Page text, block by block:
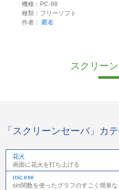
機種：PC-98
種類：フリーソフト
作者：
匿名
スクリー
「スクリーンセーバ」カ
花火
画面に花火を打ち上げる
osc.exe
sin関数を使ったグラフのすごく簡単